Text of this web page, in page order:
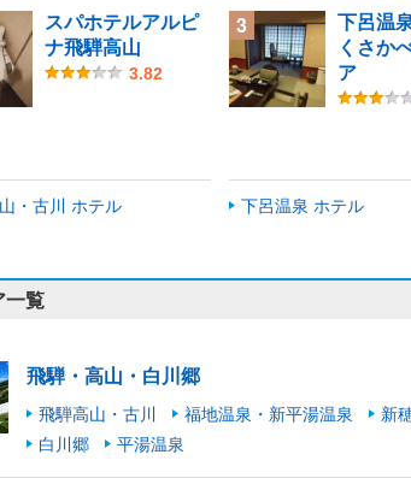
スパホテルアルピ
ナ飛騨高山
3.82
・古川 ホテル
3
下呂温
くさか
ア
下呂温泉 ホテル
一覧
飛騨・高山・白川郷
飛騨高山・古川 福地温泉・新平湯温泉
新
白川郷
平湯温泉